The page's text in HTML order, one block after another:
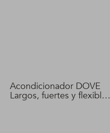
Acondicionador DOVE
Largos, fuertes y flexibles